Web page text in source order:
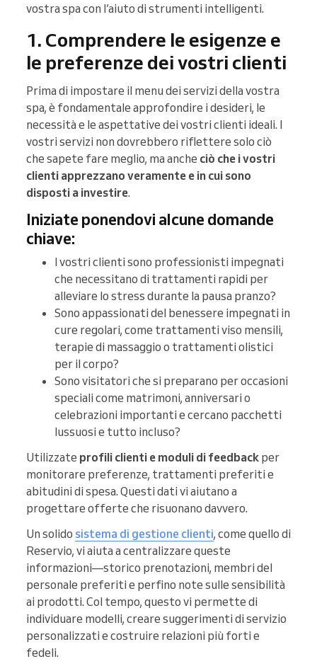
vostra spa con l’aiuto di strumenti intelligenti.
1. Comprendere le esigenze e
le preferenze dei vostri clienti
Prima di impostare il menu dei servizi della vostra
spa, è fondamentale approfondire i desideri, le
necessità e le aspettative dei vostri clienti ideali. I
vostri servizi non dovrebbero riflettere solo ciò
che sapete fare meglio, ma anche ciò che i vostri
clienti apprezzano veramente e in cui sono
disposti a investire.
Iniziate ponendovi alcune domande
chiave:
I vostri clienti sono professionisti impegnati
che necessitano di trattamenti rapidi per
alleviare lo stress durante la pausa pranzo?
Sono appassionati del benessere impegnati in
cure regolari, come trattamenti viso mensili,
terapie di massaggio o trattamenti olistici
per il corpo?
Sono visitatori che si preparano per occasioni
speciali come matrimoni, anniversari o
celebrazioni importanti e cercano pacchetti
lussuosi e tutto incluso?
Utilizzate profili clienti e moduli di feedback per
monitorare preferenze, trattamenti preferiti e
abitudini di spesa. Questi dati vi aiutano a
progettare offerte che risuonano davvero.
Un solido sistema di gestione clienti, come quello di
Reservio, vi aiuta a centralizzare queste
informazioni—storico prenotazioni, membri del
personale preferiti e perfino note sulle sensibilità
ai prodotti. Col tempo, questo vi permette di
individuare modelli, creare suggerimenti di servizio
personalizzati e costruire relazioni più forti e
fedeli.